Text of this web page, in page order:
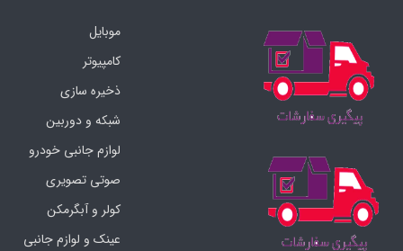
موبایل
کامپیوتر
ذخیره سازی
شبکه و دوربین
لوازم جانبی خودرو
صوتی تصویری
کولر و آبگرمکن
عینک و لوازم جانبی